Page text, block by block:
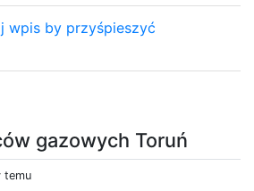
gazowych Toruń
temu
wpis by przyśpieszyć